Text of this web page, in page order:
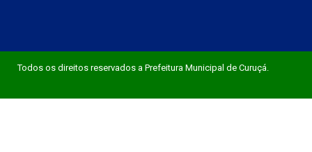
Todos os direitos reservados a Prefeitura Municipal de Curuçá.